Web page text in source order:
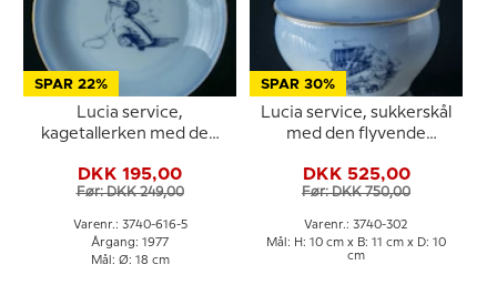
SPAR 22%
Lucia service,
kagetallerken med den
Grøndahl
DKK 195,00
Før: DKK 249,00
Varenr.: 3740-616-5
Årgang: 1977
Mål: Ø: 18 cm
SPAR 30%
Lucia service, sukkerskål
med den flyvende
DKK 525,00
Før: DKK 750,00
Varenr.: 3740-302
Mål: H: 10 cm x B: 11 cm x D: 10
cm